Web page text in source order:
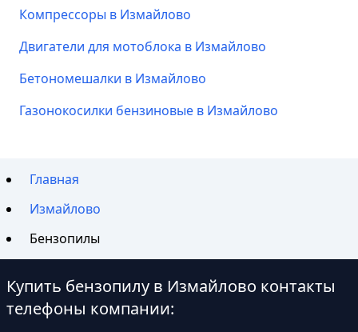
Компрессоры в Измайлово
Двигатели для мотоблока в Измайлово
Бетономешалки в Измайлово
Газонокосилки бензиновые в Измайлово
Главная
Измайлово
Бензопилы
Купить бензопилу в Измайлово контакты
телефоны компании: